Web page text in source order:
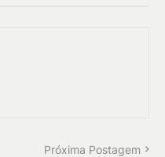
Próxima Postagem